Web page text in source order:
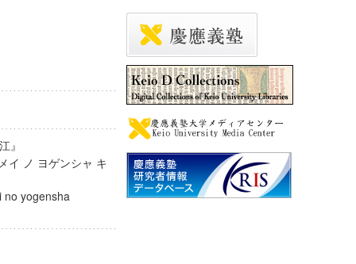
江』
イ ノ ヨゲンシャ キ
no yogensha